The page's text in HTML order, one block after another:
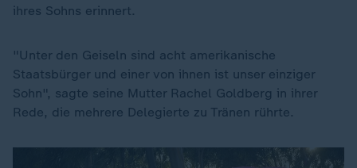
ihres Sohns erinnert.
"Unter den Geiseln sind acht amerikanische
Staatsbürger und einer von ihnen ist unser einziger
Sohn", sagte seine Mutter Rachel Goldberg in ihrer
Rede, die mehrere Delegierte zu Tränen rührte.